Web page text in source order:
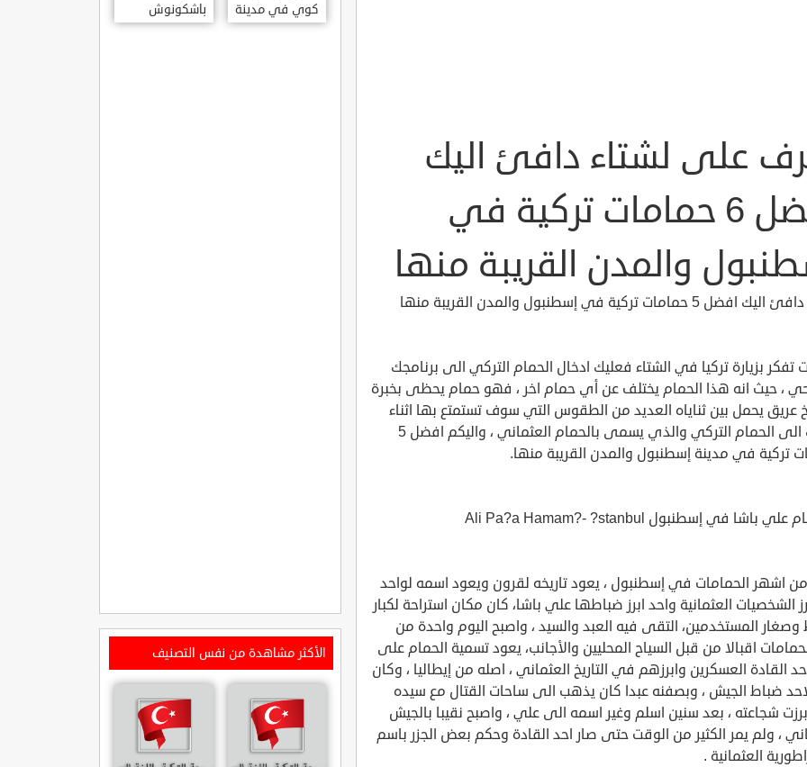
على لشتاء دافئ اليك
افضل 6 حمامات تركية في
والمدن القريبة منها
5 حمامات تركية في إسطنبول والمدن القريبة منها
تفكر بزيارة تركيا في الشتاء فعليك ادخال الحمام التركي الى برنامجك
، حيث انه هذا الحمام يختلف عن أي حمام اخر ، فهو حمام يحظى بخبرة
عريق يحمل بين ثناياه العديد من الطقوس التي سوف تستمتع بها اثناء
زيارتك الى الحمام التركي والذي يسمى بالحمام العثماني ، واليكم افضل 5
تركية في مدينة إسطنبول والمدن القريبة منها.
اشهر الحمامات في إسطنبول ، يعود تاريخه لقرون ويعود اسمه لواحد
الشخصيات العثمانية واحد ابرز ضباطها علي باشا، كان مكان استراحة لكبار
وصغار المستخدمين، التقى فيه العبد والسيد ، واصبح اليوم واحدة من
اقبالا من قبل السياح المحليين والأجانب، يعود تسمية الحمام على
القادة العسكرين وابرزهم في التاريخ العثماني ، اصله من إيطاليا ، وكان
ضباط الجيش ، وبصفنه عبدا كان يذهب الى ساحات القتال مع سيده
شجاعته ، بعد سنين اسلم وغير اسمه الى علي ، واصبح نقيبا بالجيش
، ولم يمر الكثير من الوقت حتى صار احد القادة وحكم بعض الجزر باسم
العثمانية .
كوي في مدينة
داتشا الساحلية
باشكونوش
الطبيعية في
الأكثر مشاهدة من نفس التصنيف